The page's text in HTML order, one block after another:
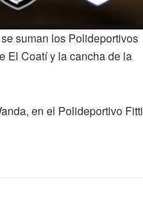
suman los Polideportivos
El Coatí y la cancha de la
en el Polideportivo Fitti